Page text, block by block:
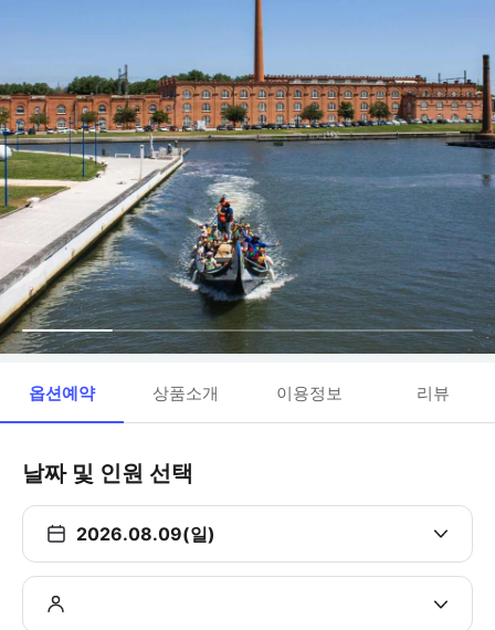
옵션예약 상품소개 이용정보 리뷰
날짜 및 인원 선택
2026.08.09(일)